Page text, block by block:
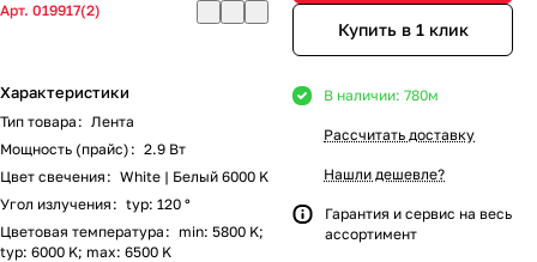
Арт. 019917(2)
Характеристики
Тип товара : Лента
Мощность (прайс) : 2.9 Вт
Цвет свечения : White | Белый 6000 K
Угол излучения : typ: 120 °
Цветовая температура : min: 5800 K;
typ: 6000 K; max: 6500 K
Купить в 1 клик
В наличии: 780м
Рассчитать доставку
Нашли дешевле?
Гарантия и сервис на весь
ассортимент